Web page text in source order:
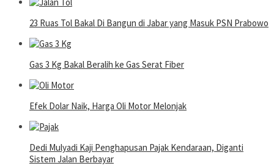
23 Ruas Tol Bakal Di Bangun di Jabar yang Masuk PSN Prabowo
Gas 3 Kg Bakal Beralih ke Gas Serat Fiber
Efek Dolar Naik, Harga Oli Motor Melonjak
Dedi Mulyadi Kaji Penghapusan Pajak Kendaraan, Diganti
Sistem Jalan Berbayar